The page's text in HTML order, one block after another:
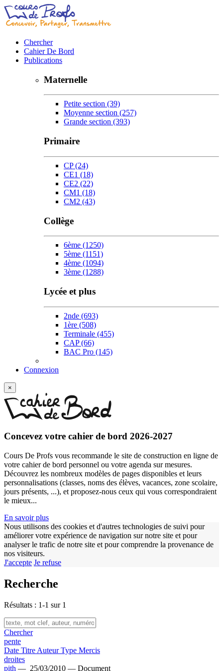
Chercher
Cahier De Bord
Publications
Maternelle
Petite section (39)
Moyenne section (257)
Grande section (393)
Primaire
CP(24)
CE1 (18)
CE2 (22)
CM1 (18)
CM2 (43)
Collège
6ème (1250)
5ème (1151)
4ème (1094)
3ème (1288)
Lycée et plus
2nde (693)
1ère (508)
Terminale (455)
CAP(66)
BAC Pro (145)
Connexion
×
Concevez votre cahier de bord 2026-2027
Cours De Profs vous recommande le site de construction en ligne de
votre cahier de bord personnel ou votre agenda sur mesures.
Découvrez les nombreux modèles de pages disponibles et leurs
personnalisations (classes, noms des élèves, vacances, zone scolaire,
jours présents, ...), et proposez-nous ceux qui vous correspondraient
le mieux...
En savoir plus
Nous utilisons des cookies et d'autres technologies de suivi pour
améliorer votre expérience de navigation sur notre site et pour
analyser le trafic de notre site et pour comprendre la provenance de
nos visiteurs.
J'accepte Je refuse
Recherche
Résultats : 1-1 sur 1
Chercher
pente
Date Titre AuteurType Mercis
droites
pith — 25/03/2010 — Document